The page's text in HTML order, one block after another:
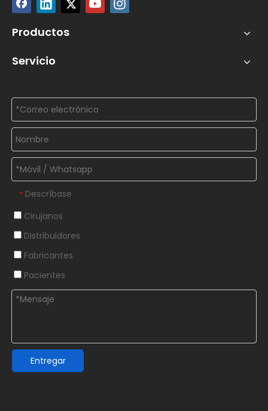
Productos
Servicio
* Descríbase
Cirujanos
Distribuidores
Fabricantes
Pacientes
Entregar